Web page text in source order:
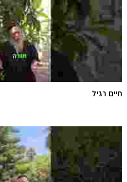
חיים רגיל